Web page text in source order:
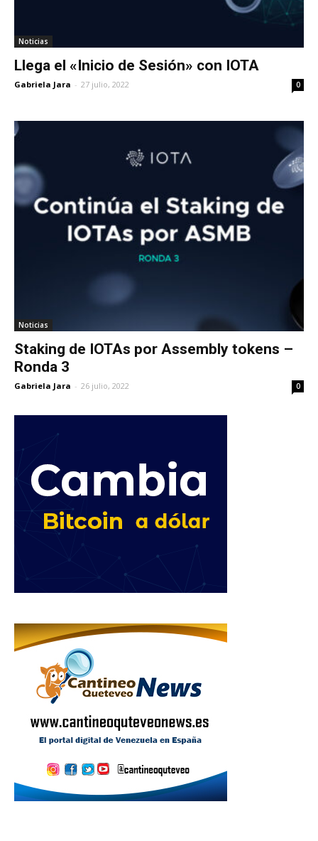
Noticias
Llega el «Inicio de Sesión» con IOTA
Gabriela Jara - 27 julio, 2022 0
Noticias
Staking de IOTAs por Assembly tokens –
Ronda 3
Gabriela Jara - 26 julio, 2022 0